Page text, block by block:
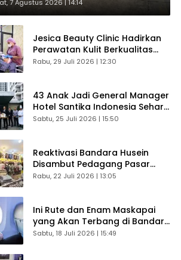
7 Agustus 2026 | 14:14
Jesica Beauty Clinic Hadirkan
Perawatan Kulit Berkualitas
Plus Konsultasi Gratis
Rabu, 29 Juli 2026 | 12:30
43 Anak Jadi General Manager
Hotel Santika Indonesia Sehari
Sukses Digelar
Sabtu, 25 Juli 2026 | 15:50
Reaktivasi Bandara Husein
Disambut Pedagang Pasar
Baru, Diyakini Bangkitkan
Rabu, 22 Juli 2026 | 13:05
Ini Rute dan Enam Maskapai
yang Akan Terbang di Bandara
Husein Sastranegara
Sabtu, 18 Juli 2026 | 15:49